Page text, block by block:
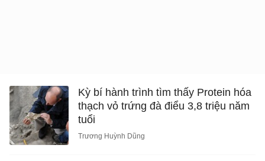
Kỳ bí hành trình tìm thấy Protein hóa
thạch vỏ trứng đà điểu 3,8 triệu năm
tuổi
Trương Huỳnh Dũng